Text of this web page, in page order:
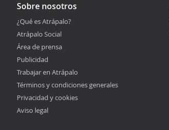
Sobre nosotros
¿Qué es Atrápalo?
Atrápalo Social
Área de prensa
Publicidad
Trabajar en Atrápalo
Términos y condiciones generales
Privacidad y cookies
Aviso legal